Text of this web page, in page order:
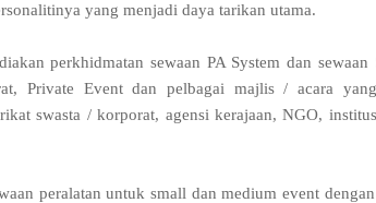
yang menjadi daya tarikan utama.
perkhidmatan sewaan PA System dan
Private Event dan pelbagai majlis / acara
swasta / korporat, agensi kerajaan, NGO,
peralatan untuk small dan medium event